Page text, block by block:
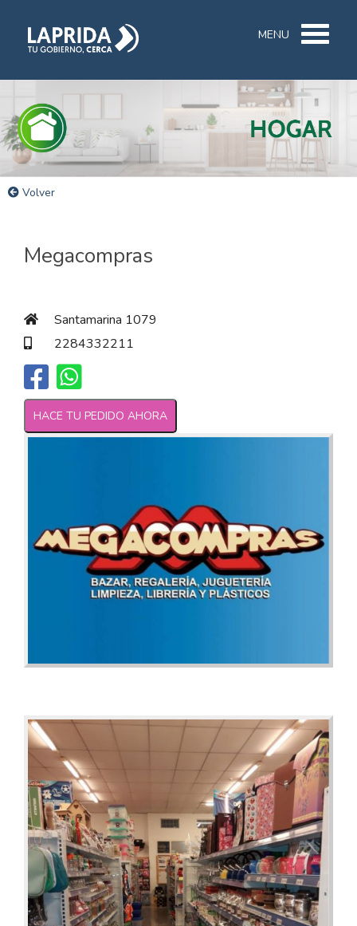
MENU
Volver
Megacompras
Santamarina 1079
2284332211
HACE TU PEDIDO AHORA